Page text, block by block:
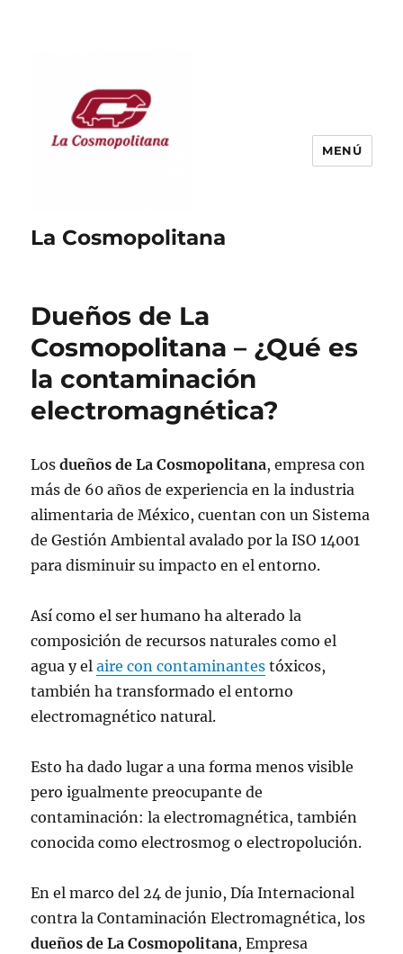
La Cosmopolitana
MENÚ
Dueños de La
Cosmopolitana – ¿Qué es
la contaminación
electromagnética?
Losdueños de La Cosmopolitana, empresa con
más de 60 años de experiencia en la industria
alimentaria de México, cuentan con un Sistema
de Gestión Ambiental avalado por la ISO 14001
para disminuir su impacto en el entorno.
Así como el ser humano ha alterado la
composición de recursos naturales como el
agua y elaire con contaminantes tóxicos,
también ha transformado el entorno
electromagnético natural.
Esto ha dado lugar a una forma menos visible
pero igualmente preocupante de
contaminación: la electromagnética, también
conocida como electrosmog o electropolución.
En el marco del 24 de junio, Día Internacional
contra la Contaminación Electromagnética, los
dueños de La Cosmopolitana, Empresa